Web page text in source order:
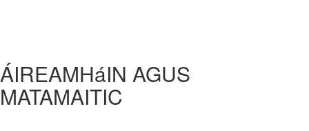
ÁIREAMHáIN AGUS
MATAMAITIC